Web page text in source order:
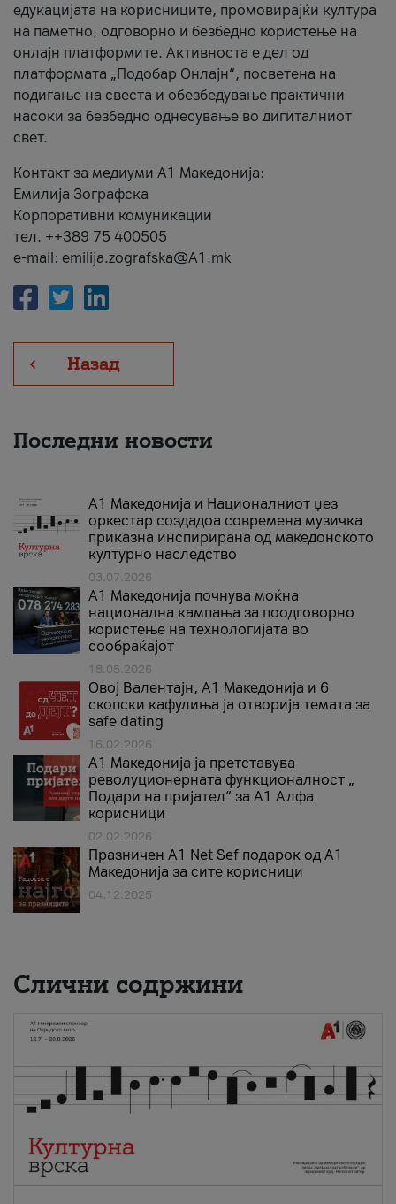
едукацијата на корисниците, промовирајќи култура
на паметно, одговорно и безбедно користење на
онлајн платформите. Активноста е дел од
платформата „Подобар Онлајн“, посветена на
подигање на свеста и обезбедување практични
насоки за безбедно однесување во дигиталниот
свет.
Контакт за медиуми А1 Македонија:
Емилија Зографска
Корпоративни комуникации
тел. ++389 75 400505
e-mail: emilija.zografska@A1.mk
Назад
Последни новости
А1 Македонија и Националниот џез
оркестар создадоа современа музичка
приказна инспирирана од македонското
културно наследство
03.07.2026
A1 Македонија почнува моќна
национална кампања за поодговорно
користење на технологијата во
сообраќајот
18.05.2026
Овој Валентајн, A1 Македонија и 6
скопски кафулиња ја отворија темата за
safe dating
16.02.2026
А1 Македонија ја претставува
револуционерната функционалност „
Подари на пријател“ за А1 Алфа
корисници
02.02.2026
Празничен A1 Net Sеf подарок од А1
Македонија за сите корисници
04.12.2025
Слични содржини